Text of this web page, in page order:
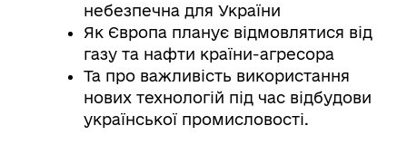
небезпечна для України
Як Європа планує відмовлятися від
газу та нафти країни-агресора
Та про важливість використання
нових технологій під час відбудови
української промисловості.